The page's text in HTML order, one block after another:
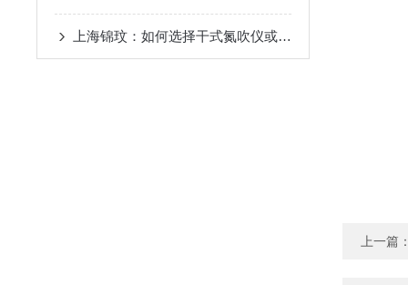
上海锦玟：如何选择干式氮吹仪或者水浴氮吹仪
上一篇